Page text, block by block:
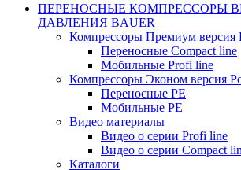
ПЕРЕНОСНЫЕ КОМПРЕССОРЫ
ДАВЛЕНИЯ BAUER
Компрессоры Премиум версия
Переносные Compact line
Мобильные Profi line
Компрессоры Эконом версия
Переносные PE
Мобильные PE
Видео материалы
Видео о серии Profi line
Видео о серии Compact
Каталоги